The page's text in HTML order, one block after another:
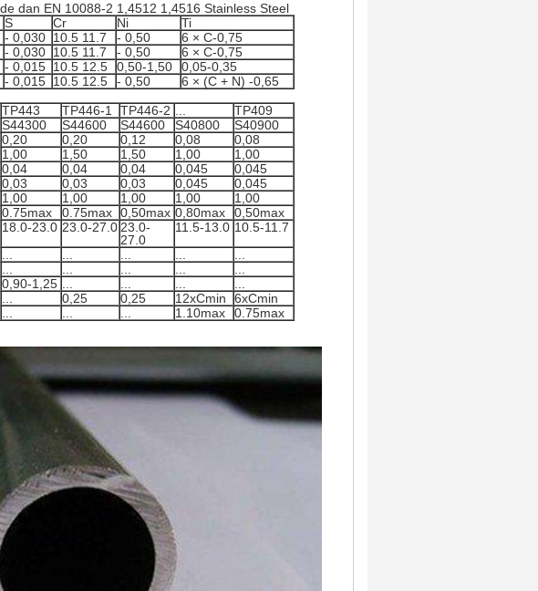
dan EN 10088-2 1,4512 1,4516 Stainless Steel
S Cr Ni
Ti
- 0,030 10.5 11.7 - 0,50
6 × C-0,75
- 0,030 10.5 11.7 - 0,50
6 × C-0,75
- 0,015 10.5 12.5 0,50-1,50
0,05-0,35
- 0,015 10.5 12.5 - 0,50
6 × (C + N) -0,65
TP443 TP446-1 TP446-2
TP409
S44300 S44600 S44600 S40800
S40900
0,20 0,20 0,12 0,08
0,08
1,00 1,50 1,50 1,00
1,00
0,04 0,04 0,04 0,045
0,045
0,03 0,03 0,03 0,045
0,045
1,00 1,00 1,00 1,00
1,00
0.75max 0.75max 0,50max 0,80max
0,50max
18.0-23.0 23.0-27.0 23.0-
27.0
11.5-13.0 10.5-11.7
0,90-1,25
0,25 0,25 12xCmin
6xCmin
1.10max 0.75max